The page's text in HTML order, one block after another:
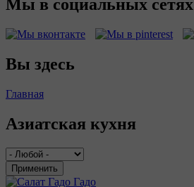
Мы в социальных сетях
Вы здесь
Главная
Азиатская кухня
Применить